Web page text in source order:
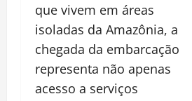
que vivem em áreas
isoladas da Amazônia, a
chegada da embarcação
representa não apenas
acesso a serviços